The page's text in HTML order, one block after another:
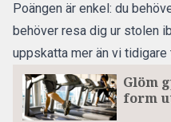
Poängen är enkel: du
behöver resa dig ur stolen
uppskatta mer än vi tidigare
Glöm
form